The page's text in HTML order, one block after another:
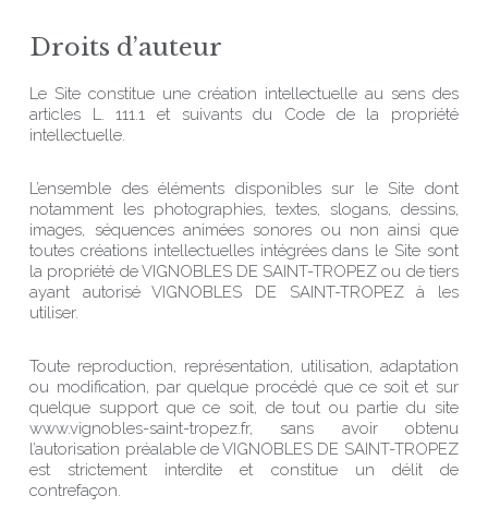
Droits d’auteur
Le Site constitue une création intellectuelle au sens des
articles L. 111.1 et suivants du Code de la propriété
intellectuelle.
L’ensemble des éléments disponibles sur le Site dont
notamment les photographies, textes, slogans, dessins,
images, séquences animées sonores ou non ainsi que
toutes créations intellectuelles intégrées dans le Site sont
la propriété de VIGNOBLES DE SAINT-TROPEZ ou de tiers
ayant autorisé VIGNOBLES DE SAINT-TROPEZ à les
utiliser.
Toute reproduction, représentation, utilisation, adaptation
ou modification, par quelque procédé que ce soit et sur
quelque support que ce soit, de tout ou partie du site
www.vignobles-saint-tropez.fr, sans avoir obtenu
l’autorisation préalable de VIGNOBLES DE SAINT-TROPEZ
est strictement interdite et constitue un délit de
contrefaçon.